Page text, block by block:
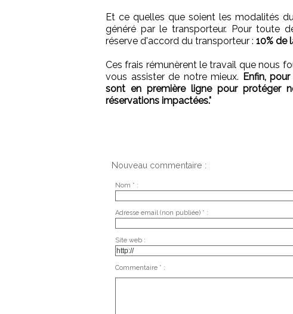
Et ce quelles que soient les modalités
généré par le transporteur. Pour toute
réserve d'accord du transporteur : 10% de
Ces frais rémunèrent le travail que nous
vous assister de notre mieux. Enfin,
sont en première ligne pour protéger
réservations impactées."
Nouveau commentaire :
Nom * :
Adresse email (non publiée) * :
Site web :
Commentaire * :